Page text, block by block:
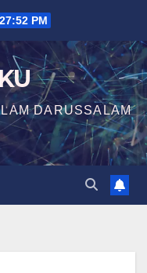
PM
DARUSSALAM